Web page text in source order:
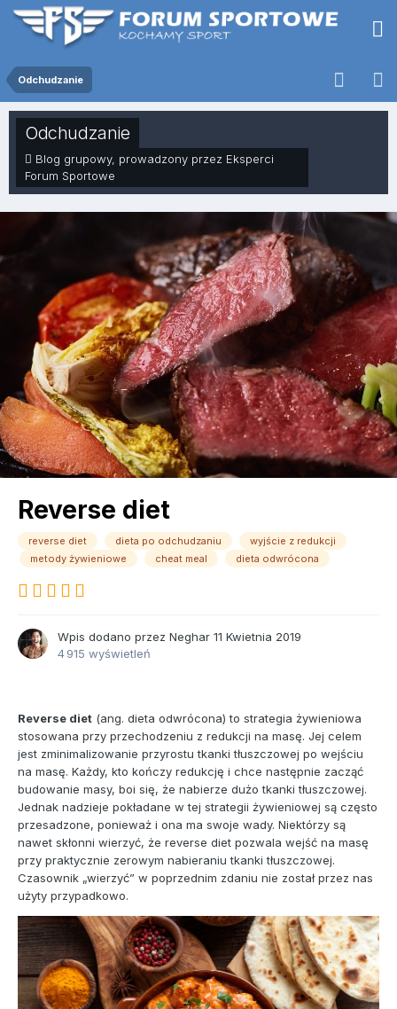
Odchudzanie
Odchudzanie
Blog grupowy, prowadzony przez Eksperci
Forum Sportowe
Reverse diet
reverse diet dieta po odchudzaniu
wyjście z redukcji
metody żywieniowe
cheat meal dieta odwrócona
Wpis dodano przez Neghar 11 Kwietnia 2019
4 915 wyświetleń
Reverse diet (ang. dieta odwrócona) to strategia żywieniowa
stosowana przy przechodzeniu z redukcji na masę. Jej celem
jest zminimalizowanie przyrostu tkanki tłuszczowej po wejściu
na masę. Każdy, kto kończy redukcję i chce następnie zacząć
budowanie masy, boi się, że nabierze dużo tkanki tłuszczowej.
Jednak nadzieje pokładane w tej strategii żywieniowej są często
przesadzone, ponieważ i ona ma swoje wady. Niektórzy są
nawet skłonni wierzyć, że reverse diet pozwala wejść na masę
przy praktycznie zerowym nabieraniu tkanki tłuszczowej.
Czasownik „wierzyć” w poprzednim zdaniu nie został przez nas
użyty przypadkowo.